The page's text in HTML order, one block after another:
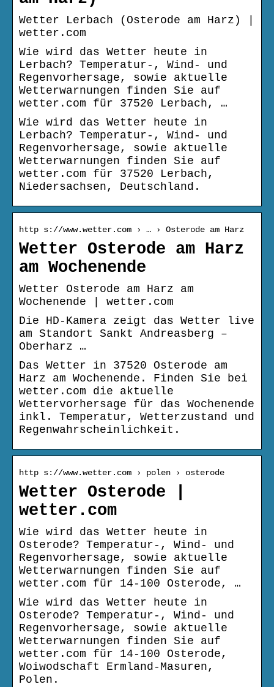
Wetter Lerbach (Osterode am Harz) |
wetter.com
Wie wird das Wetter heute in
Lerbach? Temperatur-, Wind- und
Regenvorhersage, sowie aktuelle
Wetterwarnungen finden Sie auf
wetter.com für 37520 Lerbach, …
Wie wird das Wetter heute in
Lerbach? Temperatur-, Wind- und
Regenvorhersage, sowie aktuelle
Wetterwarnungen finden Sie auf
wetter.com für 37520 Lerbach,
Niedersachsen, Deutschland.
http s://www.wetter.com › … › Osterode am Harz
Wetter Osterode am Harz
am Wochenende
Wetter Osterode am Harz am
Wochenende | wetter.com
Die HD-Kamera zeigt das Wetter live
am Standort Sankt Andreasberg –
Oberharz …
Das Wetter in 37520 Osterode am
Harz am Wochenende. Finden Sie bei
wetter.com die aktuelle
Wettervorhersage für das Wochenende
inkl. Temperatur, Wetterzustand und
Regenwahrscheinlichkeit.
http s://www.wetter.com › polen › osterode
Wetter Osterode |
wetter.com
Wie wird das Wetter heute in
Osterode? Temperatur-, Wind- und
Regenvorhersage, sowie aktuelle
Wetterwarnungen finden Sie auf
wetter.com für 14-100 Osterode, …
Wie wird das Wetter heute in
Osterode? Temperatur-, Wind- und
Regenvorhersage, sowie aktuelle
Wetterwarnungen finden Sie auf
wetter.com für 14-100 Osterode,
Woiwodschaft Ermland-Masuren,
Polen.